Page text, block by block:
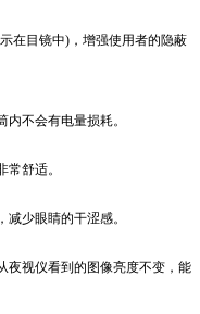
在目镜中)，增强使用者的隐蔽
不会有电量损耗。
舒适。
少眼睛的干涩感。
夜视仪看到的图像亮度不变，能